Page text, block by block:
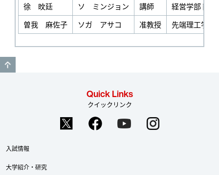
徐 旼廷
ソ ミンジョン 講師
経営学部 商学
曽我 麻佐子
ソガ アサコ 准教授 先端理工学部
Quick Links
クイックリンク
入試情報
大学紹介・研究